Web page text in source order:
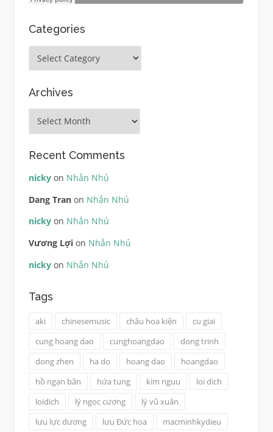
Categories
Archives
Recent Comments
nickyon Nhắn Nhủ
Dang Tranon Nhắn Nhủ
nickyon Nhắn Nhủ
Vương Lợion Nhắn Nhủ
nickyon Nhắn Nhủ
Tags
aki chinesemusic châu hoa kiện
cu giai
cung hoang dao
cunghoangdao
dong trinh
dong zhen
ha do hoang dao
hoangdao
hồ ngạn bân
hứa tung kim nguu
loi dich
loidich
lý ngọc cương
lý vũ xuân
lưu lực dương
lưu Đức hoa
macminhkydieu